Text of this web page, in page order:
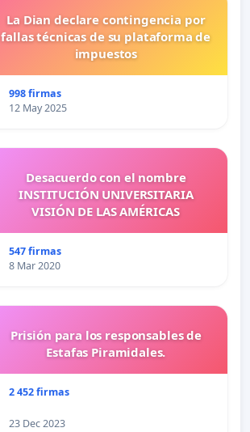
La Dian declare contingencia por
fallas técnicas de su plataforma de
impuestos
998 firmas
12 May 2025
Desacuerdo con el nombre
INSTITUCIÓN UNIVERSITARIA
VISIÓN DE LAS AMÉRICAS
547 firmas
8 Mar 2020
Prisión para los responsables de
Estafas Piramidales.
2 452 firmas
23 Dec 2023